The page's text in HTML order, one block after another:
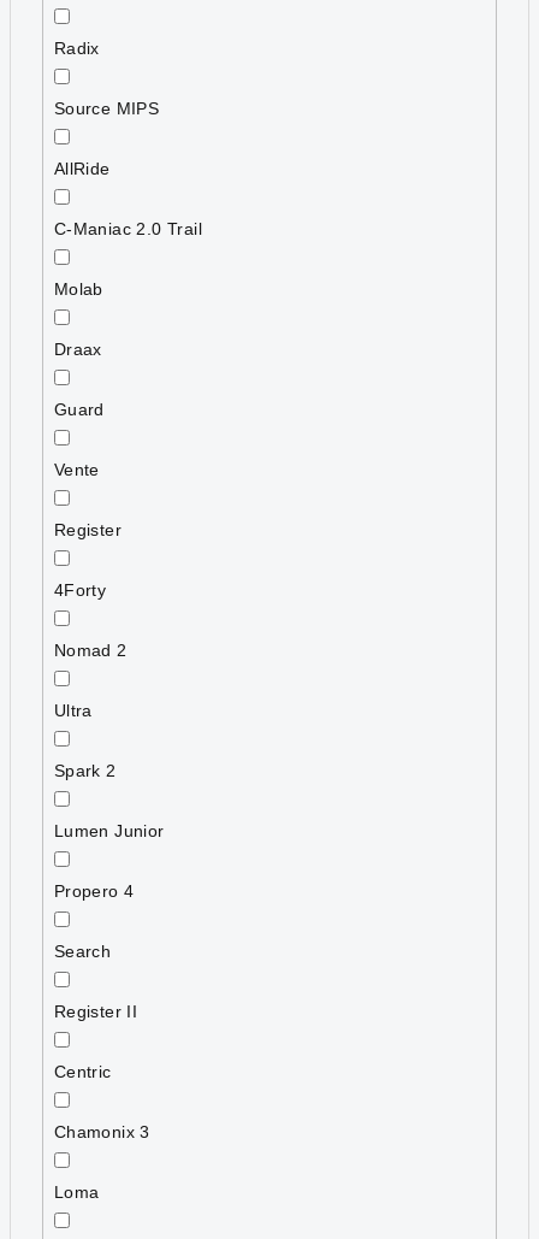
Radix
Source MIPS
AllRide
C-Maniac 2.0 Trail
Molab
Draax
Guard
Vente
Register
4Forty
Nomad 2
Ultra
Spark 2
Lumen Junior
Propero 4
Search
Register II
Centric
Chamonix 3
Loma